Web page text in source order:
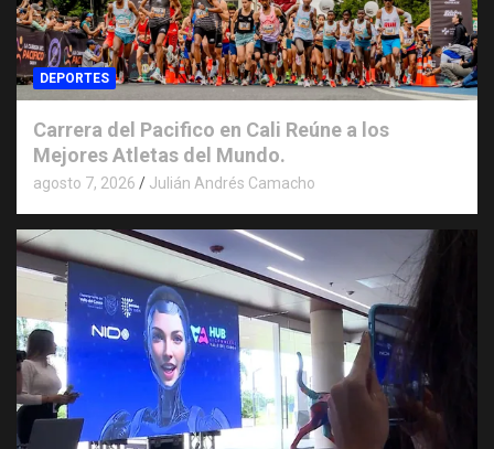
DEPORTES
Carrera del Pacifico en Cali Reúne a los
Mejores Atletas del Mundo.
agosto 7, 2026 Julián Andrés Camacho